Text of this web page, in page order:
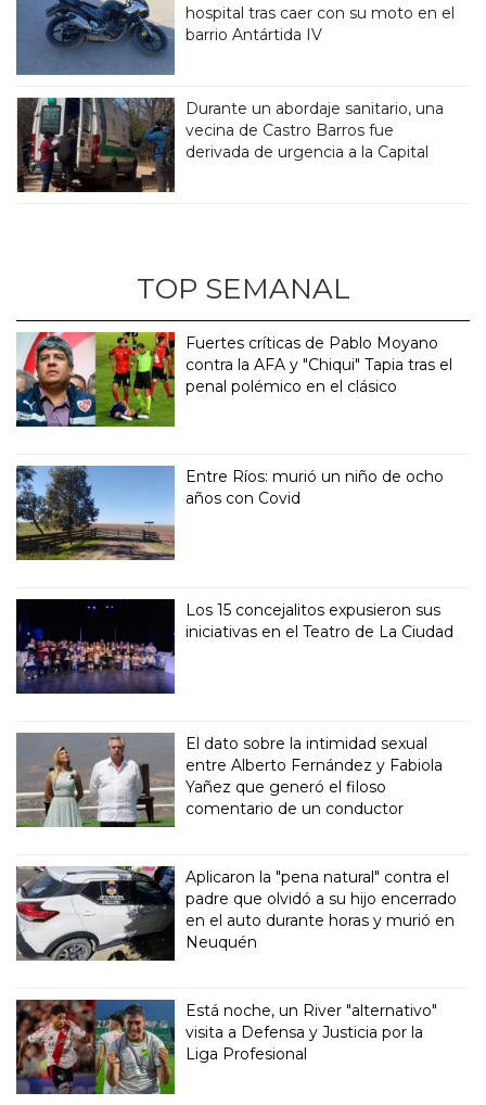
hospital tras caer con su moto en el
barrio Antártida IV
Durante un abordaje sanitario, una
vecina de Castro Barros fue
derivada de urgencia a la Capital
TOP SEMANAL
Fuertes críticas de Pablo Moyano
contra la AFA y "Chiqui" Tapia tras el
penal polémico en el clásico
Entre Ríos: murió un niño de ocho
años con Covid
Los 15 concejalitos expusieron sus
iniciativas en el Teatro de La Ciudad
El dato sobre la intimidad sexual
entre Alberto Fernández y Fabiola
Yañez que generó el filoso
comentario de un conductor
Aplicaron la "pena natural" contra el
padre que olvidó a su hijo encerrado
en el auto durante horas y murió en
Neuquén
Está noche, un River "alternativo"
visita a Defensa y Justicia por la
Liga Profesional